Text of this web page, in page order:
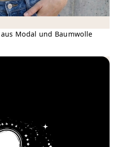
Modal und Baumwolle